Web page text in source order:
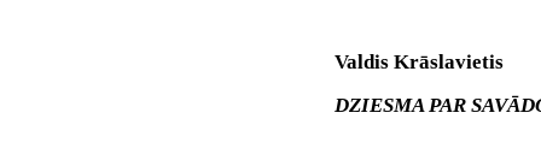
Valdis Krāslavietis
DZIESMA PAR